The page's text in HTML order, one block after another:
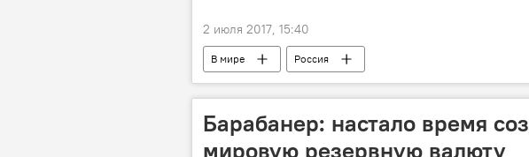
2 июля 2017, 15:40
В мире Россия
Барабанер: настало время
мировую резервную валюту